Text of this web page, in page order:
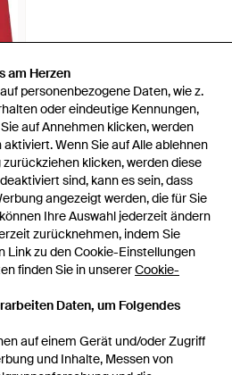
am Herzen
personenbezogene Daten, wie z.
oder eindeutige Kennungen,
auf Annehmen klicken, werden
Wenn Sie auf Alle ablehnen
klicken, werden diese
sind, kann es sein, dass
angezeigt werden, die für Sie
Ihre Auswahl jederzeit ändern
zurücknehmen, indem Sie
Link zu den Cookie-Einstellungen
finden Sie in unsererCookie-
Daten, um Folgendes
auf einem Gerät und/oder Zugriff
und Inhalte, Messen von
am Herzen
personenbezogene Daten, wie z.
oder eindeutige Kennungen,
auf Annehmen klicken, werden
Wenn Sie auf Alle ablehnen
klicken, werden diese
sind, kann es sein, dass
angezeigt werden, die für Sie
Ihre Auswahl jederzeit ändern
zurücknehmen, indem Sie
Link zu den Cookie-Einstellungen
finden Sie in unsererCookie-
Daten, um Folgendes
auf einem Gerät und/oder Zugriff
und Inhalte, Messen von